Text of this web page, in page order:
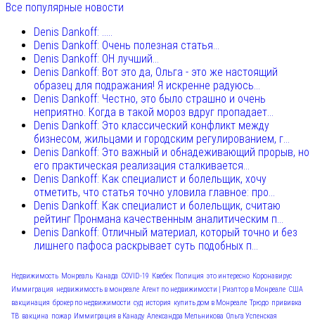
Все популярные новости
Denis Dankoff: .....
Denis Dankoff: Очень полезная статья...
Denis Dankoff: ОН лучший...
Denis Dankoff: Вот это да, Ольга - это же настоящий
образец для подражания! Я искренне радуюсь...
Denis Dankoff: Честно, это было страшно и очень
неприятно. Когда в такой мороз вдруг пропадает...
Denis Dankoff: Это классический конфликт между
бизнесом, жильцами и городским регулированием, г...
Denis Dankoff: Это важный и обнадеживающий прорыв, но
его практическая реализация сталкивается...
Denis Dankoff: Как специалист и болельщик, хочу
отметить, что статья точно уловила главное: про...
Denis Dankoff: Как специалист и болельщик, считаю
рейтинг Пронмана качественным аналитическим п...
Denis Dankoff: Отличный материал, который точно и без
лишнего пафоса раскрывает суть подобных п...
Недвижимость Монреаль Канада COVID-19 Квебек Полиция это интересно Коронавирус
Иммиграция недвижимость в монреале Агент по недвижимости | Риэлтор в Монреале США
вакцинация брокер по недвижимости суд история купить дом в Монреале Трюдо прививка
ТВ вакцина пожар Иммиграция в Канаду Александра Мельникова Ольга Успенская